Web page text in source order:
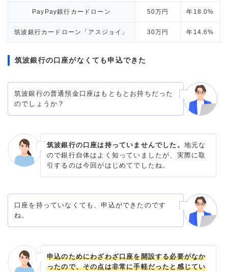
PayPay銀行カードローン 50万円 年18.0%
筑波銀行カードローン「アスジョイ」 30万円 年14.6%
筑波銀行の口座がなくても申込できた
筑波銀行の普通預金口座はもともとお持ちだった
のでしょうか？
筑波銀行の口座は持っていませんでした。 地元な
ので銀行自体はよく知っていましたが、実際に取
引するのは今回がはじめてでしたね。
口座を持っていなくても、申込ができたのです
ね。
申込のためにわざわざ口座を開設する必要がなか
ったので、その点は非常に手軽だったと感じてい